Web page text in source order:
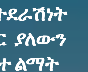
ያለውን
ልማት